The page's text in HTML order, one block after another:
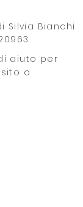
Silvia Bianchi
aiuto per
o